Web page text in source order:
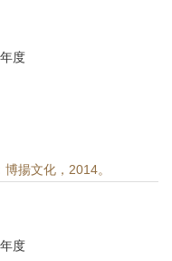
度
揚文化，2014。
度